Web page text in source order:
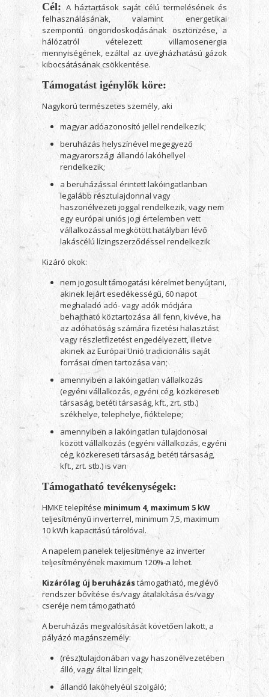
Cél: A háztartások saját célú termelésének és
felhasználásának, valamint energetikai
szempontú öngondoskodásának ösztönzése, a
hálózatról vételezett villamosenergia
mennyiségének, ezáltal az üvegházhatású gázok
kibocsátásának csökkentése.
Támogatást igénylők köre:
Nagykorú természetes személy, aki
magyar adóazonosító jellel rendelkezik;
beruházás helyszínével megegyező
magyarországi állandó lakóhellyel
rendelkezik;
a beruházással érintett lakóingatlanban
legalább résztulajdonnal vagy
haszonélvezeti joggal rendelkezik, vagy nem
egy európai uniós jogi értelemben vett
vállalkozással megkötött hatályban lévő
lakáscélú lízingszerződéssel rendelkezik
Kizáró okok:
nem jogosult támogatási kérelmet benyújtani,
akinek lejárt esedékességű, 60 napot
meghaladó adó- vagy adók módjára
behajtható köztartozása áll fenn, kivéve, ha
az adóhatóság számára fizetési halasztást
vagy részletfizetést engedélyezett, illetve
akinek az Európai Unió tradicionális saját
forrásai címen tartozása van;
amennyiben a lakóingatlan vállalkozás
(egyéni vállalkozás, egyéni cég, közkereseti
társaság, betéti társaság, kft., zrt. stb.)
székhelye, telephelye, fióktelepe;
amennyiben a lakóingatlan tulajdonosai
között vállalkozás (egyéni vállalkozás, egyéni
cég, közkereseti társaság, betéti társaság,
kft., zrt. stb.) is van
Támogatható tevékenységek:
HMKE telepítése minimum 4, maximum 5 kW
teljesítményű inverterrel, minimum 7,5, maximum
10 kWh kapacitású tárolóval.
A napelem panelek teljesítménye az inverter
teljesítményének maximum 120%-a lehet.
Kizárólag új beruházástámogatható, meglévő
rendszer bővítése és/vagy átalakítása és/vagy
cseréje nem támogatható
A beruházás megvalósítását követően lakott, a
pályázó magánszemély:
(rész)tulajdonában vagy haszonélvezetében
álló, vagy által lízingelt;
állandó lakóhelyéül szolgáló;